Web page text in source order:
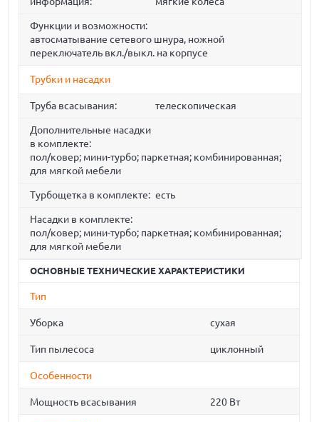
Функции и возможности:
автосматывание сетевого шнура, ножной
переключатель вкл./выкл. на корпусе
Трубки и насадки
Труба всасывания: телескопическая
Дополнительные насадки
в комплекте:
пол/ковер; мини-турбо; паркетная; комбинированная;
для мягкой мебели
Турбощетка в комплекте: есть
Насадки в комплекте:
пол/ковер; мини-турбо; паркетная; комбинированная;
для мягкой мебели
ОСНОВНЫЕ ТЕХНИЧЕСКИЕ ХАРАКТЕРИСТИКИ
Тип
Уборка сухая
Тип пылесоса циклонный
Особенности
Мощность всасывания 220 Вт